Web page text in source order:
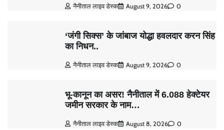
नैनीताल लाइव डेस्क August 9, 2026 0
‘जंगी सिक्स’ के जांबाज योद्धा हवलदार करन सिंह
का निधन..
नैनीताल लाइव डेस्क August 9, 2026 0
भू-कानून का असर! नैनीताल में 6.088 हेक्टेयर
जमीन सरकार के नाम…
नैनीताल लाइव डेस्क August 8, 2026 0